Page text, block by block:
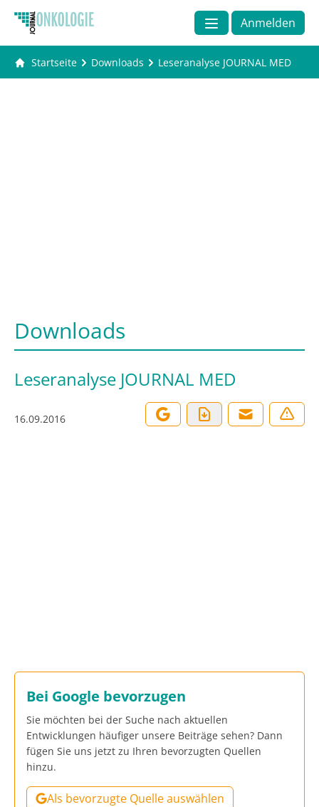
Anmelden
Startseite Downloads Leseranalyse JOURNAL MED
Downloads
Leseranalyse JOURNAL MED
16.09.2016
Bei Google bevorzugen
Sie möchten bei der Suche nach aktuellen
Entwicklungen häufiger unsere Beiträge sehen? Dann
fügen Sie uns jetzt zu Ihren bevorzugten Quellen
hinzu.
Als bevorzugte Quelle auswählen